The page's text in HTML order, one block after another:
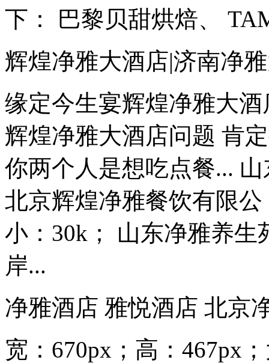
下： 巴黎贝甜烘焙、
辉煌净雅大酒店|济南净
缘定今生宴辉煌净雅大
辉煌净雅大酒店问题 肯
你两个人是想吃点餐...
北京辉煌净雅餐饮有限
小：30k； 山东净雅养
岸...
净雅酒店 雅悦酒店 北京
宽：670px；高：467px